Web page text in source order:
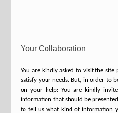
Your Collaboration
You are kindly asked to visit the
satisfy your needs. But, in order to
on your help: You are kindly
information that should be
to tell us what kind of information